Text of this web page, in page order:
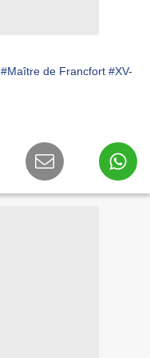
#Maître de Francfort #XV-